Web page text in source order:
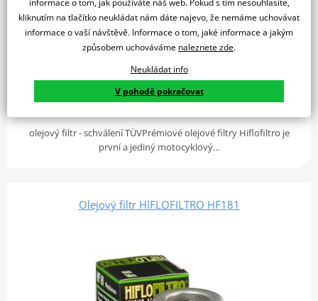
Do košíku
olejový filtr - schválení TÜVPrémiové olejové filtry Hiflofiltro je
první a jediný motocyklový…
Olejový filtr HIFLOFILTRO HF181
informace o tom, jak používáte náš web. Pokud s tím nesouhlasíte,
kliknutím na tlačítko neukládat nám dáte najevo, že nemáme uchovávat
informace o vaší návštěvě. Informace o tom, jaké informace a jakým
způsobem uchováváme naleznete zde.
Neukládat info
V pohodě pokračovat